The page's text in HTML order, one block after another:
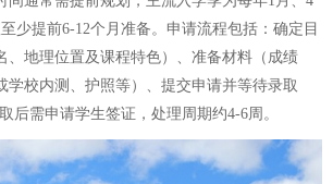
少提前6-12个月准备。申请流程包括：确定目
、地理位置及课程特色）、准备材料（成绩
学校内测、护照等）、提交申请并等待录取
后需申请学生签证，处理周期约4-6周。